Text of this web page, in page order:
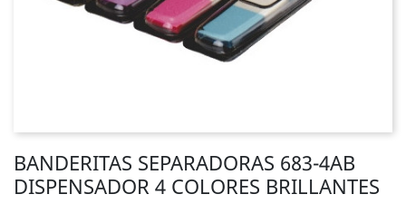
BANDERITAS SEPARADORAS 683-4AB
DISPENSADOR 4 COLORES BRILLANTES